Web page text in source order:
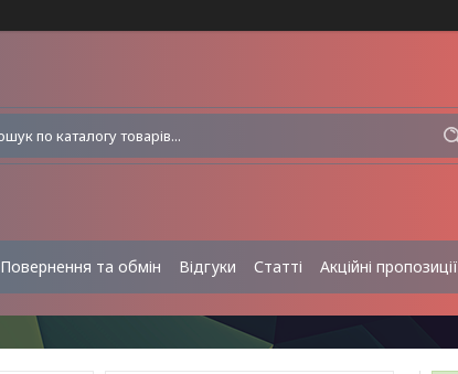
Повернення та обмін Відгуки Статті Акційні пропозиції